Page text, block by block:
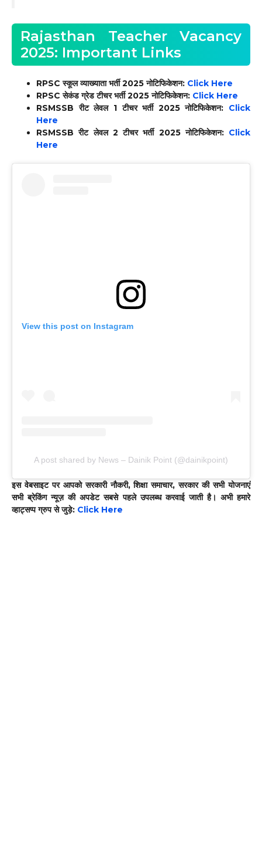
Rajasthan Teacher Vacancy
2025: Important Links
RPSC स्कूल व्याख्याता भर्ती 2025 नोटिफिकेशन: Click Here
RPSC सेकंड ग्रेड टीचर भर्ती 2025 नोटिफिकेशन: Click Here
RSMSSB रीट लेवल 1 टीचर भर्ती 2025 नोटिफिकेशन: Click
Here
RSMSSB रीट लेवल 2 टीचर भर्ती 2025 नोटिफिकेशन: Click
Here
View this post on Instagram
A post shared by News – Dainik Point (@dainikpoint)
इस वेबसाइट पर आपको सरकारी नौकरी, शिक्षा समाचार, सरकार की सभी योजनाएं
सभी ब्रेकिंग न्यूज़ की अपडेट सबसे पहले उपलब्ध करवाई जाती है। अभी हमारे
व्हाट्सप्प ग्रुप से जुड़े: Click Here